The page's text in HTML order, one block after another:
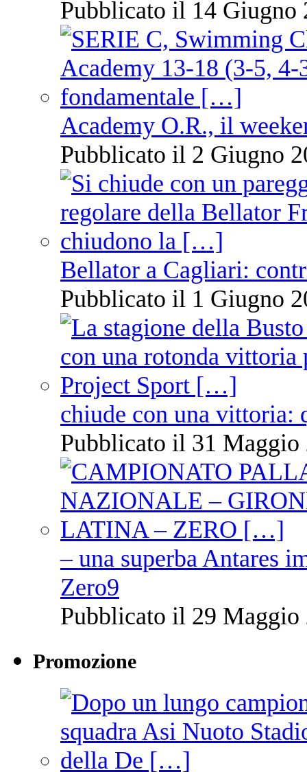
Pubblicato il 14 Giugno
Academy O.R., il
Pubblicato il 2 Giugno
Bellator a Cagliari:
Pubblicato il 1 Giugno
chiude con una vittoria:
Pubblicato il 31 Maggio
– una superba Antares
Zero9
Pubblicato il 29 Maggio
Promozione